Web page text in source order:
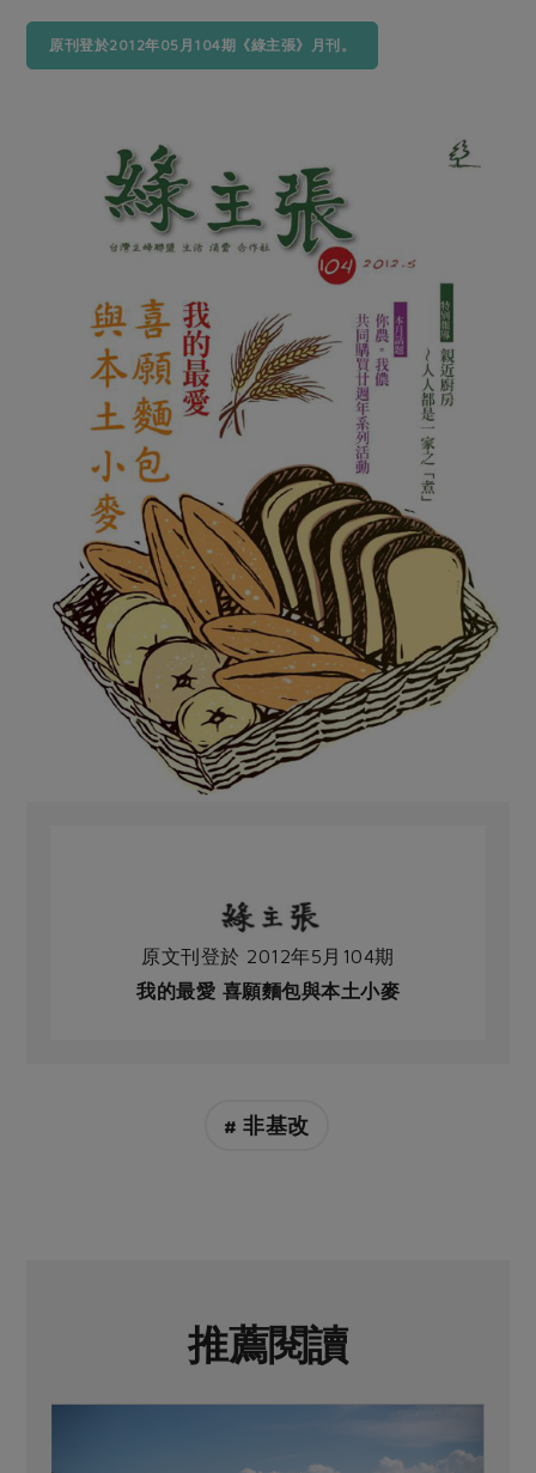
原刊登於2012年05月104期《綠主張》月刊。
原文刊登於 2012年5月104期
我的最愛 喜願麵包與本土小麥
# 非基改
推薦閱讀